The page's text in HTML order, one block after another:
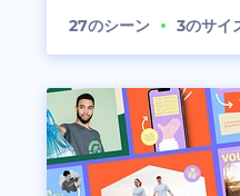
27のシーン 3のサイ